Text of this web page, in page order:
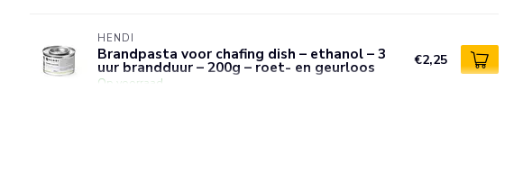
HENDI
Brandpasta voor chafing dish – ethanol – 3
uur brandduur – 200g – roet- en geurloos
Op voorraad
€2,25